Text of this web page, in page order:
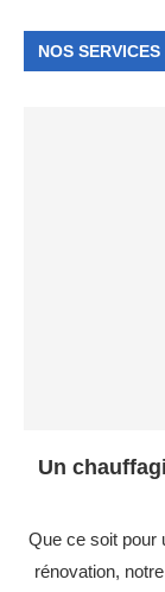
NOS
Un
Que ce soit pour
rénovation, notre